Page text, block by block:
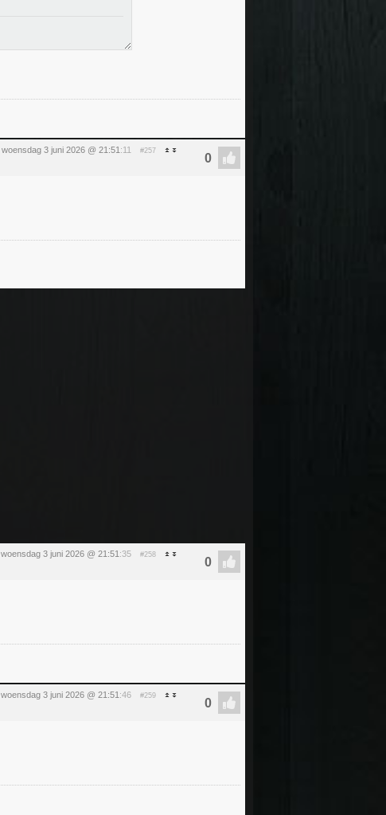
woensdag 3 juni 2026 @ 21:51 :11 #257
woensdag 3 juni 2026 @ 21:51 :35 #258
woensdag 3 juni 2026 @ 21:51 :46 #259